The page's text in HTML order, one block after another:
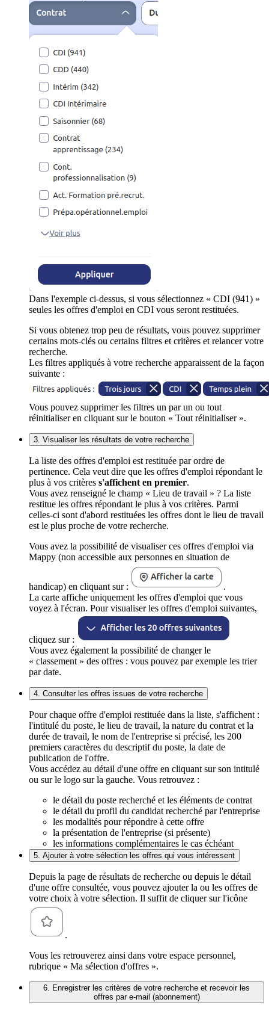
Dans l'exemple ci-dessus, si vous sélectionnez « CDI (941) »
seules les offres d'emploi en CDI vous seront restituées.
Si vous obtenez trop peu de résultats, vous pouvez supprimer
certains mots-clés ou certains filtres et critères et relancer votre
recherche.
Les filtres appliqués à votre recherche apparaissent de la façon
suivante :
Vous pouvez supprimer les filtres un par un ou tout
réinitialiser en cliquant sur le bouton « Tout réinitialiser ».
3. Visualiser les résultats de votre recherche
La liste des offres d'emploi est restituée par ordre de
pertinence. Cela veut dire que les offres d'emploi répondant le
plus à vos critères s'affichent en premier.
Vous avez renseigné le champ « Lieu de travail » ? La liste
restitue les offres répondant le plus à vos critères. Parmi
celles-ci sont d'abord restituées les offres dont le lieu de travail
est le plus proche de votre recherche.
Vous avez la possibilité de visualiser ces offres d'emploi via
Mappy (non accessible aux personnes en situation de
handicap) en cliquant sur :
.
La carte affiche uniquement les offres d'emploi que vous
voyez à l'écran. Pour visualiser les offres d'emploi suivantes,
cliquez sur :
Vous avez également la possibilité de changer le
« classement » des offres : vous pouvez par exemple les trier
par date.
4. Consulter les offres issues de votre recherche
Pour chaque offre d'emploi restituée dans la liste, s'affichent :
l'intitulé du poste, le lieu de travail, la nature du contrat et la
durée de travail, le nom de l'entreprise si précisé, les 200
premiers caractères du descriptif du poste, la date de
publication de l'offre.
Vous accédez au détail d'une offre en cliquant sur son intitulé
ou sur le logo sur la gauche. Vous retrouvez :
le détail du poste recherché et les éléments de contrat
le détail du profil du candidat recherché par l'entreprise
les modalités pour répondre à cette offre
la présentation de l'entreprise (si présente)
les informations complémentaires le cas échéant
5. Ajouter à votre sélection les offres qui vous intéressent
Depuis la page de résultats de recherche ou depuis le détail
d'une offre consultée, vous pouvez ajouter la ou les offres de
votre choix à votre sélection. Il suffit de cliquer sur l'icône
.
Vous les retrouverez ainsi dans votre espace personnel,
rubrique « Ma sélection d'offres ».
6. Enregistrer les critères de votre recherche et recevoir les
offres par e-mail (abonnement)